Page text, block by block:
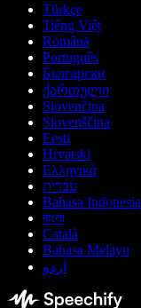
Türkçe
Tiếng Việt
Română
Português
Български
ქართული
Slovenčina
Slovenščina
Eesti
Hrvatski
Ελληνικά
עברית
Bahasa Indonesia
বাংলা
Català
Bahasa Melayu
اردو